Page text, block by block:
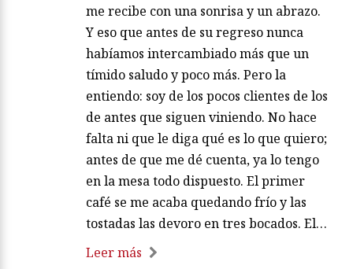
me recibe con una sonrisa y un abrazo.
Y eso que antes de su regreso nunca
habíamos intercambiado más que un
tímido saludo y poco más. Pero la
entiendo: soy de los pocos clientes de los
de antes que siguen viniendo. No hace
falta ni que le diga qué es lo que quiero;
antes de que me dé cuenta, ya lo tengo
en la mesa todo dispuesto. El primer
café se me acaba quedando frío y las
tostadas las devoro en tres bocados. El…
Leer más